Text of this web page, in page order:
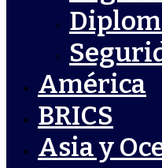
América
BRICS
Asia y